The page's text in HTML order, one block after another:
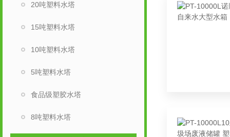
20吨塑料水塔
15吨塑料水塔
10吨塑料水塔
5吨塑料水塔
食品级塑胶水塔
8吨塑料水塔